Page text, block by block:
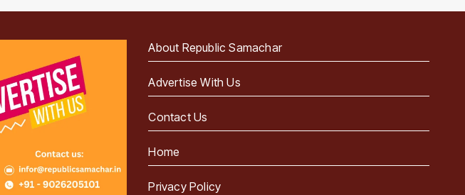
About Republic Samachar
Advertise With Us
Contact Us
Home
Privacy Policy